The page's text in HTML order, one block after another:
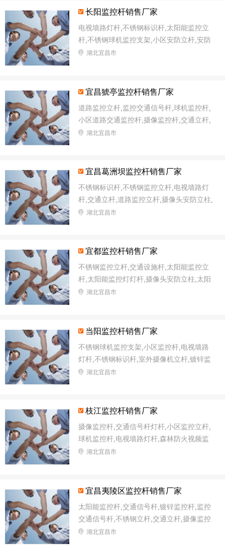
长阳监控杆销售厂家
电视墙路灯杆,不锈钢标识杆,太阳能监控立
杆,不锈钢球机监控支架,小区安防立杆,安防
监控塔监控杆,太阳能监控杆,森林防火语音
湖北宜昌市
宜昌猇亭监控杆销售厂家
道路监控立杆,监控交通信号杆,球机监控杆,
小区道路交通监控杆,摄像监控杆,交通立杆,
摄像机立柱支架,电子监控杆
湖北宜昌市
宜昌葛洲坝监控杆销售厂家
不锈钢标识杆,不锈钢监控立杆,电视墙路灯
杆,交通立杆,道路监控立杆,摄像头安防立柱,
太阳能监控灯灯杆,十字路口监控杆
湖北宜昌市
宜都监控杆销售厂家
不锈钢监控立杆,交通设施杆,太阳能监控立
杆,太阳能监控灯灯杆,摄像头安防立柱,太阳
能路灯杆,森林防火语音监控杆,交通信号杆
湖北宜昌市
当阳监控杆销售厂家
不锈钢球机监控支架,小区监控杆,电视墙路
灯杆,不锈钢标识杆,室外摄像机立杆,镀锌监
控杆,太阳能路灯杆,太阳能监控立杆
湖北宜昌市
枝江监控杆销售厂家
摄像监控杆,交通信号杆灯杆,小区监控立杆,
球机监控杆,电视墙路灯杆,森林防火视频监
控杆,小区监控杆,道路监控立杆
湖北宜昌市
宜昌夷陵区监控杆销售厂家
太阳能监控杆,交通信号杆,镀锌监控杆,监控
交通信号杆,不锈钢立杆,交通立杆,摄像监控
杆,球机监控杆
湖北宜昌市